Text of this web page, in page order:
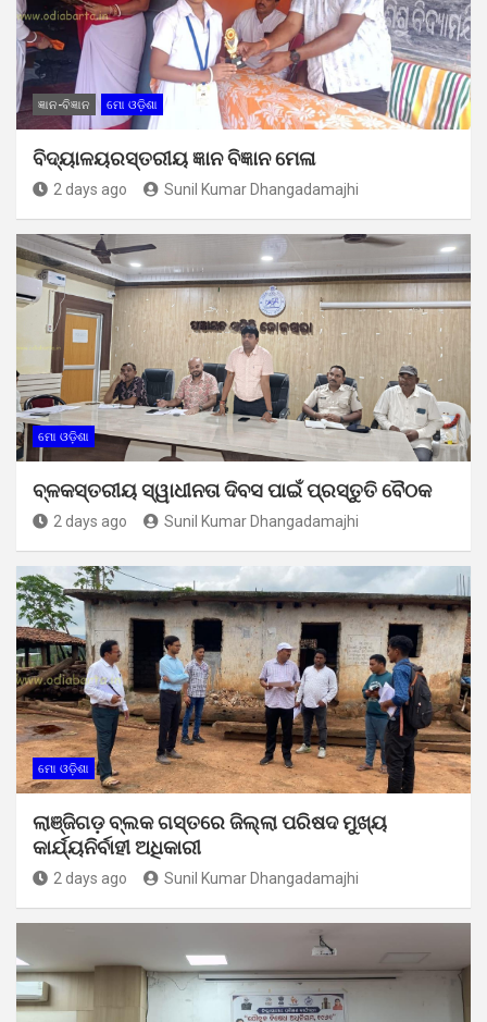
ଜ୍ଞାନ-ବିଜ୍ଞାନ ମୋ ଓଡ଼ିଶା
ବିଦ୍ୟାଳୟରସ୍ତରୀୟ ଜ୍ଞାନ ବିଜ୍ଞାନ ମେଳା
2 days ago Sunil Kumar Dhangadamajhi
ମୋ ଓଡ଼ିଶା
ବ୍ଳକସ୍ତରୀୟ ସ୍ୱାଧୀନତା ଦିବସ ପାଇଁ ପ୍ରସ୍ତୁତି ବୈଠକ
2 days ago Sunil Kumar Dhangadamajhi
ମୋ ଓଡ଼ିଶା
ଲାଞ୍ଜିଗଡ଼ ବ୍ଲକ ଗସ୍ତରେ ଜିଲ୍ଲା ପରିଷଦ ମୁଖ୍ୟ
କାର୍ଯ୍ୟନିର୍ବାହୀ ଅଧିକାରୀ
2 days ago Sunil Kumar Dhangadamajhi